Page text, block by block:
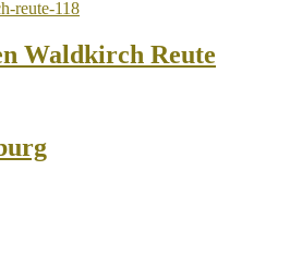
Waldkirch Reute